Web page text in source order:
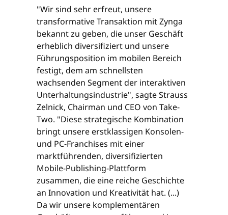
"Wir sind sehr erfreut, unsere
transformative Transaktion mit Zynga
bekannt zu geben, die unser Geschäft
erheblich diversifiziert und unsere
Führungsposition im mobilen Bereich
festigt, dem am schnellsten
wachsenden Segment der interaktiven
Unterhaltungsindustrie", sagte Strauss
Zelnick, Chairman und CEO von Take-
Two. "Diese strategische Kombination
bringt unsere erstklassigen Konsolen-
und PC-Franchises mit einer
marktführenden, diversifizierten
Mobile-Publishing-Plattform
zusammen, die eine reiche Geschichte
an Innovation und Kreativität hat. (...)
Da wir unsere komplementären